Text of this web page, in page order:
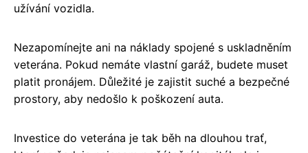
užívání vozidla.
Nezapomínejte ani na náklady spojené s uskladněním
veterána. Pokud nemáte vlastní garáž, budete muset
platit pronájem. Důležité je zajistit suché a bezpečné
prostory, aby nedošlo k poškození auta.
Investice do veterána je tak běh na dlouhou trať,